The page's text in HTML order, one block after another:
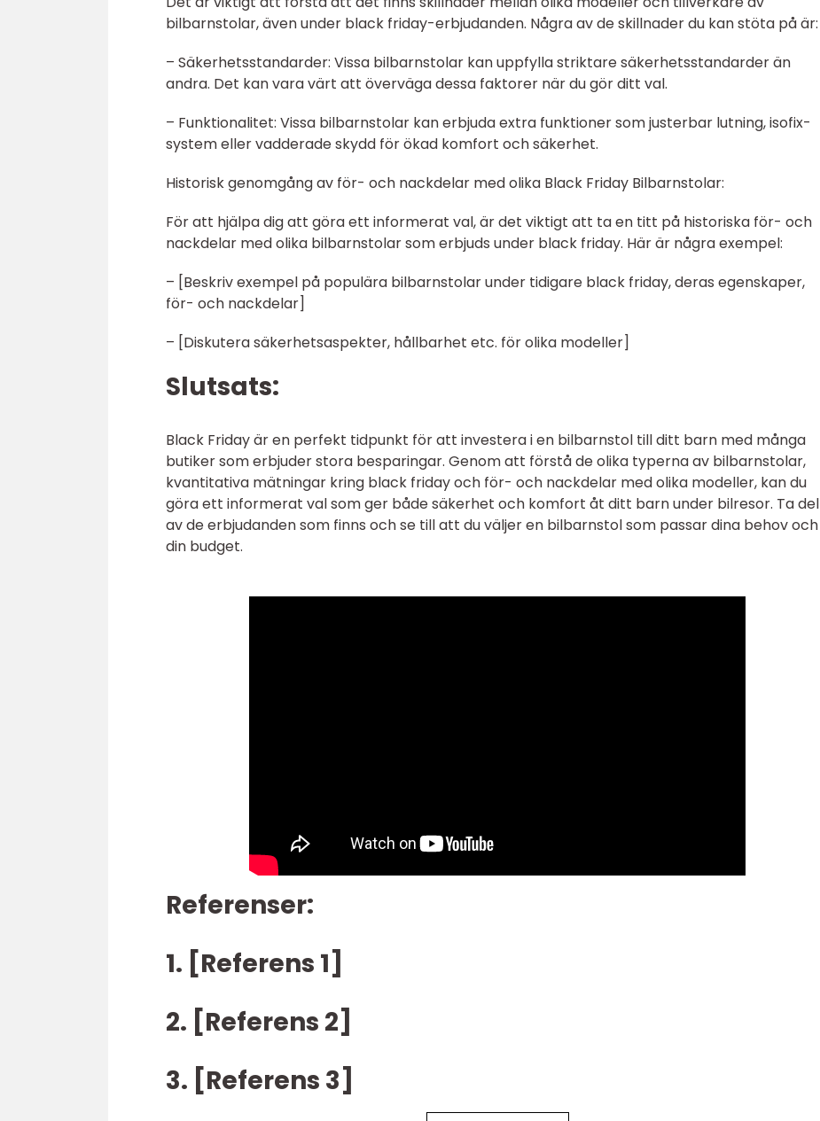
bilbarnstolar, även under black friday-erbjudanden. Några av de skillnader du kan stöta på är:
– Säkerhetsstandarder: Vissa bilbarnstolar kan uppfylla striktare säkerhetsstandarder än
andra. Det kan vara värt att överväga dessa faktorer när du gör ditt val.
– Funktionalitet: Vissa bilbarnstolar kan erbjuda extra funktioner som justerbar lutning, isofix-
system eller vadderade skydd för ökad komfort och säkerhet.
Historisk genomgång av för- och nackdelar med olika Black Friday Bilbarnstolar:
För att hjälpa dig att göra ett informerat val, är det viktigt att ta en titt på historiska för- och
nackdelar med olika bilbarnstolar som erbjuds under black friday. Här är några exempel:
– [Beskriv exempel på populära bilbarnstolar under tidigare black friday, deras egenskaper,
för- och nackdelar]
– [Diskutera säkerhetsaspekter, hållbarhet etc. för olika modeller]
Slutsats:
Black Friday är en perfekt tidpunkt för att investera i en bilbarnstol till ditt barn med många
butiker som erbjuder stora besparingar. Genom att förstå de olika typerna av bilbarnstolar,
kvantitativa mätningar kring black friday och för- och nackdelar med olika modeller, kan du
göra ett informerat val som ger både säkerhet och komfort åt ditt barn under bilresor. Ta del
av de erbjudanden som finns och se till att du väljer en bilbarnstol som passar dina behov och
din budget.
Referenser:
1. [Referens 1]
2. [Referens 2]
3. [Referens 3]